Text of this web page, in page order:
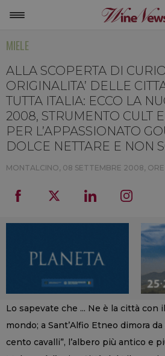
MONDO
NON SOLO
NEWSLETTER
DICONO DI NOI
MIELE
ALLA SCOPERTA DI
ORIGINALITA’ DELLE
TUTTA ITALIA: ECCO LA
2008, STRUMENTO CULT
PER L’APPASSIONATO
DOLCE NETTARE E NON
MONTALCINO, 08 SETTEMBRE 2008, ORE
Lo sapevate che ... Ne è la città con
mondo; a Sant’Alfio Etneo dimora
cento cavalli”, l’albero più antico e